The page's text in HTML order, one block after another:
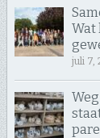
Wat
juli 7,